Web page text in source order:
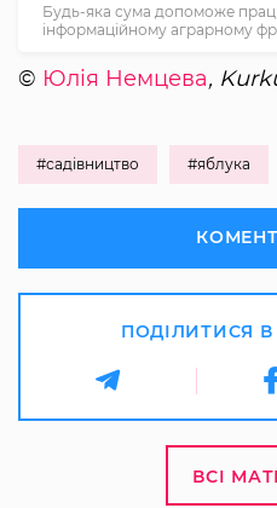
Будь-яка сума допоможе
інформаційному аграрному
© Юлія Немцева,
#садівництво #яблука
ПОДІЛИТИСЯ
ВСІ